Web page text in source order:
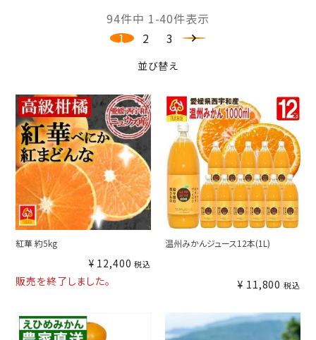
並び替え
94件中 1-40件表示
1
2 3
紅華 約5kg
¥ 12,400 税込
販売を終了しました。
温州みかんジュース12本(1L)
¥ 11,800 税込